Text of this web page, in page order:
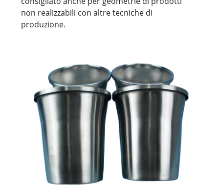
non realizzabili con altre tecniche di
produzione.